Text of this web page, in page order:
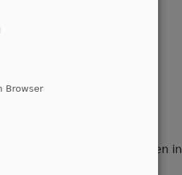
der
begrüßt die
von Rüstungsexporten in
auf, das
Browser